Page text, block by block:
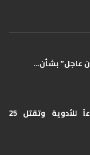
عاجل” بشأن…
قوات الاحتلال تدمر مستودعاً للأدوية وتقتل 25